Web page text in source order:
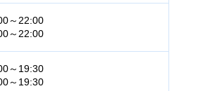
～22:00
～22:00
～19:30
～19:30